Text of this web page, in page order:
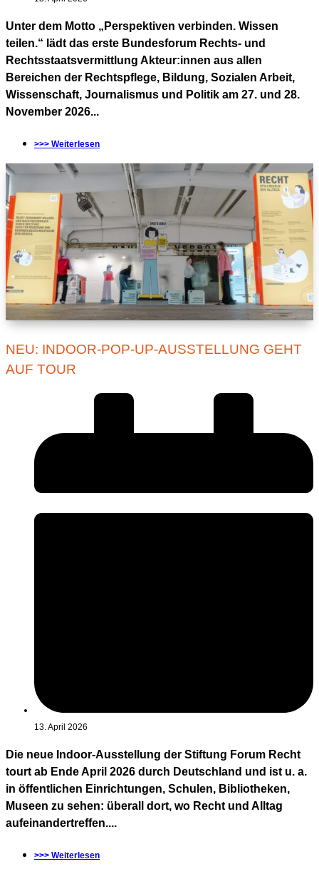
Unter dem Motto „Perspektiven verbinden. Wissen
teilen.“ lädt das erste Bundesforum Rechts- und
Rechtsstaatsvermittlung Akteur:innen aus allen
Bereichen der Rechtspflege, Bildung, Sozialen Arbeit,
Wissenschaft, Journalismus und Politik am 27. und 28.
November 2026...
>>> Weiterlesen
NEU: INDOOR-POP-UP-AUSSTELLUNG GEHT
AUF TOUR
13. April 2026
Die neue Indoor-Ausstellung der Stiftung Forum Recht
tourt ab Ende April 2026 durch Deutschland und ist u. a.
in öffentlichen Einrichtungen, Schulen, Bibliotheken,
Museen zu sehen: überall dort, wo Recht und Alltag
aufeinandertreffen....
>>> Weiterlesen